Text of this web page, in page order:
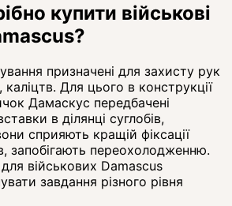
купити військові
призначені для захисту рук
каліцтв. Для цього в конструкції
Дамаскус передбачені
в ділянці суглобів,
сприяють кращій фіксації
запобігають переохолодженню.
військових Damascus
завдання різного рівня